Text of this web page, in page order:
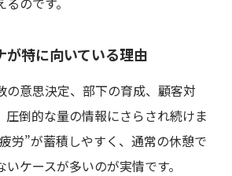
が特に向いている理由
の意思決定、部下の育成、顧客対
圧倒的な量の情報にさらされ続けま
労”が蓄積しやすく、通常の休憩で
ケースが多いのが実情です。